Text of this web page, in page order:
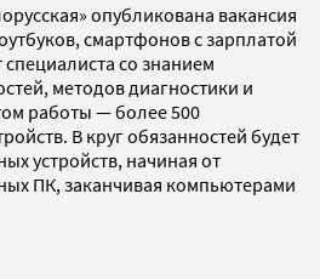
опубликована вакансия
смартфонов с зарплатой
со знанием
методов диагностики и
работы — более 500
В круг обязанностей будет
устройств, начиная от
ПК, заканчивая компьютерами